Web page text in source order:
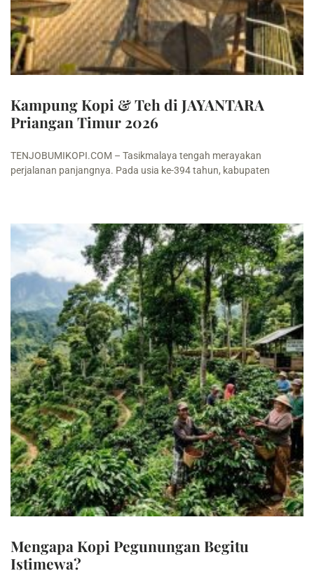
Kampung Kopi & Teh di JAYANTARA
Priangan Timur 2026
TENJOBUMIKOPI.COM – Tasikmalaya tengah merayakan
perjalanan panjangnya. Pada usia ke-394 tahun, kabupaten
Mengapa Kopi Pegunungan Begitu
Istimewa?